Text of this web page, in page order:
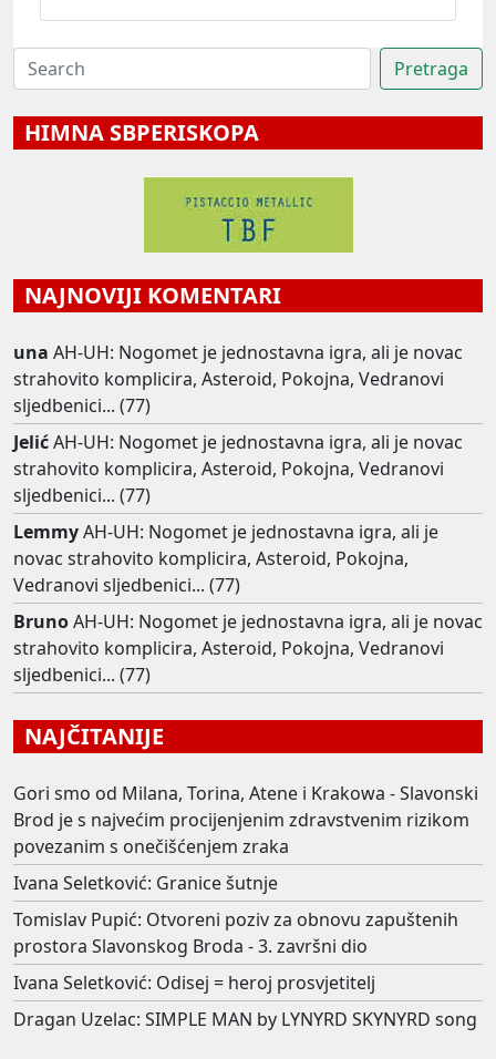
HIMNA SBPERISKOPA
NAJNOVIJI KOMENTARI
una AH-UH: Nogomet je jednostavna igra, ali je novac
strahovito komplicira, Asteroid, Pokojna, Vedranovi
sljedbenici... (77)
JelićAH-UH: Nogomet je jednostavna igra, ali je novac
strahovito komplicira, Asteroid, Pokojna, Vedranovi
sljedbenici... (77)
LemmyAH-UH: Nogomet je jednostavna igra, ali je
novac strahovito komplicira, Asteroid, Pokojna,
Vedranovi sljedbenici... (77)
BrunoAH-UH: Nogomet je jednostavna igra, ali je novac
strahovito komplicira, Asteroid, Pokojna, Vedranovi
sljedbenici... (77)
NAJČITANIJE
Gori smo od Milana, Torina, Atene i Krakowa - Slavonski
Brod je s najvećim procijenjenim zdravstvenim rizikom
povezanim s onečišćenjem zraka
Ivana Seletković: Granice šutnje
Tomislav Pupić: Otvoreni poziv za obnovu zapuštenih
prostora Slavonskog Broda - 3. završni dio
Ivana Seletković: Odisej = heroj prosvjetitelj
Dragan Uzelac: SIMPLE MAN by LYNYRD SKYNYRD song